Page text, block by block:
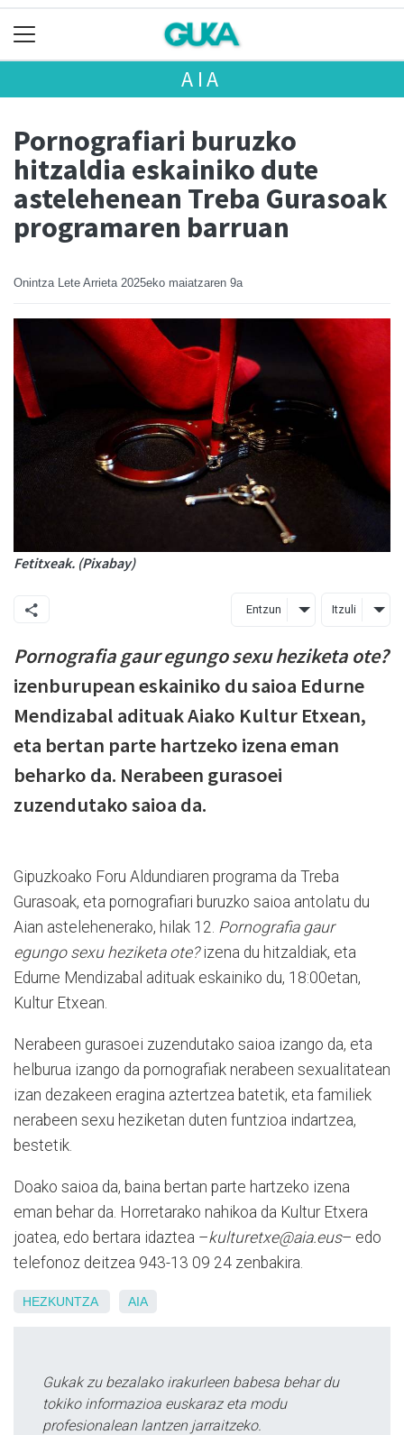
AIA
Pornografiari buruzko
hitzaldia eskainiko dute
astelehenean Treba Gurasoak
programaren barruan
Onintza Lete Arrieta 2025eko maiatzaren 9a
Fetitxeak. (Pixabay)
Entzun Itzuli
Pornografia gaur egungo sexu heziketa ote?
izenburupean eskainiko du saioa Edurne
Mendizabal adituak Aiako Kultur Etxean,
eta bertan parte hartzeko izena eman
beharko da. Nerabeen gurasoei
zuzendutako saioa da.
Gipuzkoako Foru Aldundiaren programa da Treba
Gurasoak, eta pornografiari buruzko saioa antolatu du
Aian astelehenerako, hilak 12. Pornografia gaur
egungo sexu heziketa ote?izena du hitzaldiak, eta
Edurne Mendizabal adituak eskainiko du, 18:00etan,
Kultur Etxean.
Nerabeen gurasoei zuzendutako saioa izango da, eta
helburua izango da pornografiak nerabeen sexualitatean
izan dezakeen eragina aztertzea batetik, eta familiek
nerabeen sexu heziketan duten funtzioa indartzea,
bestetik.
Doako saioa da, baina bertan parte hartzeko izena
eman behar da. Horretarako nahikoa da Kultur Etxera
joatea, edo bertara idaztea –kulturetxe@aia.eus– edo
telefonoz deitzea 943-13 09 24 zenbakira.
HEZKUNTZA AIA
Gukak zu bezalako irakurleen babesa behar du
tokiko informazioa euskaraz eta modu
profesionalean lantzen jarraitzeko.